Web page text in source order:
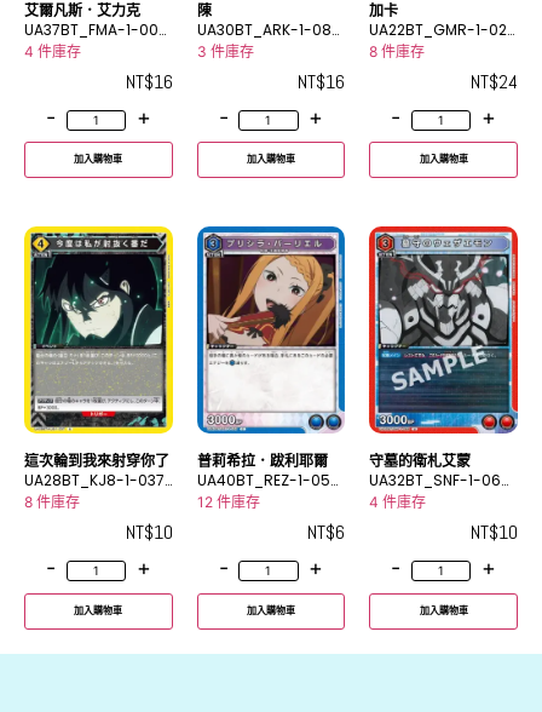
艾爾凡斯．艾力克
UA37BT_FMA-1-003
R
4 件庫存
NT$16
-
+
加入購物車
陳
UA30BT_ARK-1-086
R
3 件庫存
NT$16
-
+
加入購物車
加卡
UA22BT_GMR-1-026
R
8 件庫存
NT$24
-
+
加入購物車
這次輪到我來射穿你了
UA28BT_KJ8-1-037
U
8 件庫存
NT$10
-
+
加入購物車
普莉希拉．跋利耶爾
UA40BT_REZ-1-059
C
12 件庫存
NT$6
-
+
加入購物車
守墓的衛札艾蒙
UA32BT_SNF-1-064
U
4 件庫存
NT$10
-
+
加入購物車